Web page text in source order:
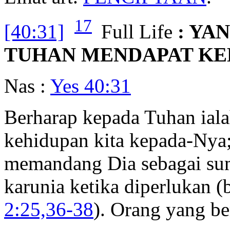
[40:31]
17 Full Life :
TUHAN MENDAPAT
Nas : Yes 40:31
Berharap kepada Tuhan
kehidupan kita kepada-
memandang Dia sebagai
karunia ketika diperlukan
2:25,36-38). Orang yang